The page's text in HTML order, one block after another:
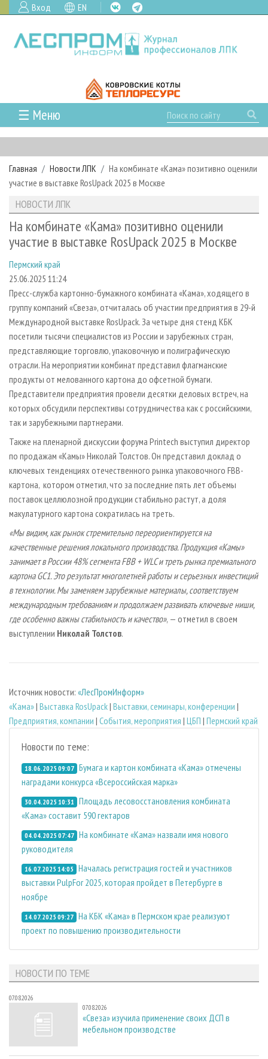
Вход EN
☰ Меню
ГЛАВНАЯ
РУБРИКИ И ТЕМЫ
РУБРИКИ ЖУРНАЛА
ЛЕСОЗАГОТОВКА
ЛЕСОПИЛЕНИЕ
СУШКА ДРЕВЕСИНЫ
ПРОИЗВОДСТВО ДРЕВЕСНЫХ ПЛИТ
ДЕРЕВЯННОЕ ДОМОСТРОЕНИЕ
ПРОИЗВОДСТВО МЕБЕЛИ
БИОЭНЕРГЕТИКА
ЦБП
ИНСТРУМЕНТ И МАТЕРИАЛЫ
НОВОСТИ
НОВОСТИ ЛПК
НОВОСТИ ЖУРНАЛА
ПРОЕКТЫ ЛПИ
АНАЛИТИКА
ПРЕДПРИЯТИЯ ЛПК
ПЕРСОНЫ
МОБИЛЬНЫЕ ВЫСТАВКИ
ОФИЦИАЛЬНЫЕ ДЕЛЕГАЦИИ
ПРИОРИТЕТНЫЕ ИНВЕСТПРОЕКТЫ
RUSSIAN FORESTRY REVIEW
ГАЗЕТА ЛЕСПРОМФОРУМ
БИБЛИОТЕКА СПЕЦИАЛИСТА
АРХИВ ЖУРНАЛОВ
О ЖУРНАЛЕ
ПОДПИСКА
КОНТАКТЫ
РЕКЛАМОДАТЕЛЯМ
РЕКЛАМА
РЕКЛАМА НА САЙТЕ
Главная Новости ЛПК
На комбинате «Кама» позитивно оценили
участие в выставке RosUpack 2025 в Москве
НОВОСТИ ЛПК
На комбинате «Кама» позитивно оценили
участие в выставке RosUpack 2025 в Москве
Пермский край
25.06.2025 11:24
Пресс-служба картонно-бумажного комбината «Кама», ходящего в
группу компаний «Свеза», отчиталась об участии предприятия в 29-й
Международной выставке RosUpack. За четыре дня стенд КБК
посетили тысячи специалистов из России и зарубежных стран,
представляющие торговлю, упаковочную и полиграфическую
отрасли. На мероприятии комбинат представил флагманские
продукты от мелованного картона до офсетной бумаги.
Представители предприятия провели десятки деловых встреч, на
которых обсудили перспективы сотрудничества как с российскими,
так и зарубежными партнерами.
Также на пленарной дискуссии форума Printech выступил директор
по продажам «Камы» Николай Толстов. Он представил доклад о
ключевых тенденциях отечественного рынка упаковочного FBB-
картона, котором отметил, что за последние пять лет объемы
поставок целлюлозной продукции стабильно растут, а доля
макулатурного картона сократилась на треть.
«Мы видим, как рынок стремительно переориентируется на
качественные решения локального производства. Продукция «Камы»
занимает в России 48% сегмента FBB + WLC и треть рынка премиального
картона GC1. Это результат многолетней работы и серьезных инвестиций
в технологии. Мы заменяем зарубежные материалы, соответствуем
международным требованиям и продолжаем развивать ключевые ниши,
где особенно важны стабильность и качество», — отметил в своем
выступлении Николай Толстов.
Источник новости: «ЛесПромИнформ»
«Кама»| Выставка RosUpack| Выставки, семинары, конференции |
Предприятия, компании | События, мероприятия | ЦБП | Пермский край
Новости по теме:
18.06.2025 09:07 Бумага и картон комбината «Кама» отмечены
наградами конкурса «Всероссийская марка»
30.04.2025 10:31 Площадь лесовосстановления комбината
«Кама» составит 590 гектаров
04.04.2025 07:47 На комбинате «Кама» назвали имя нового
руководителя
16.07.2025 14:05 Началась регистрация гостей и участников
выставки PulpFor 2025, которая пройдет в Петербурге в
ноябре
14.07.2025 09:27 На КБК «Кама» в Пермском крае реализуют
проект по повышению производительности
НОВОСТИ ПО ТЕМЕ
07.08.2026
07.08.2026
«Свеза» изучила применение своих ДСП в
мебельном производстве